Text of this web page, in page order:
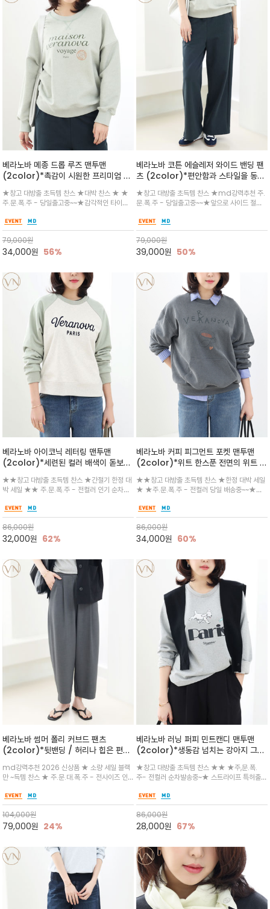
베라노바 메종 드롭 루즈 맨투맨
(2color)*촉감이 시원한 프리미엄 코
롭 숄더가 빈티지한 무드를 연출
★창고 대방출 초득템 찬스 ★대박 찬스 ★ ★
주.문.폭.주 - 당일출고중~~★감각적인 타이포
엣으로 자연스러운 핏을 선사~유니섹스한 스타
일이면서 데일리 원마일 스웨트 팬츠나 데님 또
는 반바지와도 굿
79,000원
34,000원 56%
베라노바 코튼 에슬레저 와이드 밴딩 팬
츠 (2color)*편안함과 스타일을 동시
츠
★창고 대방출 초득템 찬스 ★md강력추천 주.
문.폭.주 - 당일출고중~~★앞으로 사이드 절개
된 감성을 더하며, 톡톡하고 부드러운 소재감으로
늘어짐 걱정 없이 세련된 원마일웨어로 데일리하
게 즐기기 좋습니다.
79,000원
39,000원 50%
베라노바 아이코닉 레터링 맨투맨
(2color)*세련된 컬러 배색이 돋보이
는 '베라노바 파리스'
★★창고 대방출 초득템 찬스 ★간절기 한정 대
박 세일 ★★ 주.문.폭.주 - 전컬러 인기 순차발
디자인으로 편안한 피팅감을 선사하며, 전면의 감
각적인 레터링 프린트가 캐주얼한 무드를 완성/
데님과 너무 잘 어울리는
86,000원
32,000원 62%
베라노바 커피 피그먼트 포켓 맨투맨
(2color)*위트 한스푼 전면의 위트 있
는 커피 일러스트와 VERANOVA 레터
링이 매력적인 맨투맨
★★창고 대방출 초득템 찬스 ★한정 대박 세일
★ ★주.문.폭.주 - 전컬러 당일 배송중~~★하
부드러운 워싱 소재가 따뜻하고 빈티지한 무드로
편안하게 캐쥬얼하게 적극 추천드려요
86,000원
34,000원 60%
베라노바 썸머 폴리 커브드 팬츠
(2color)*뒷밴딩 / 허리나 힙은 편안
어 '꾸안꾸(꾸민 듯 안 꾸민 듯)' 시크한
룩을 연출하기 좋습니다.
md강력추천 2026 신상품 ★ 소량 세일 블랙
만 ~득템 찬스 ★ 주.문.대.폭.주 - 전사이즈 인
안한 착용감을 더하고, 여유 있는 실루엣이 체형
을 자연스럽게 커버해주기때문에 출근시 다양하
게 만능 코디가 되어줄 라인
104,000원
79,000원 24%
베라노바 러닝 퍼피 민트캔디 맨투맨
(2color)*생동감 넘치는 강아지 그래
있는 디자인의 맨투맨
★창고 대방출 초득템 찬스 ★★ ★주,문.폭.
주- 전컬러 순차발송중~★ 스트라이프 특허출원
않는 곳까지 세심한 디테일 / 데님이나 슬랙스 등
다양한 하의와 매치해 산뜻한 데일리룩을 연출하
기 좋습니다.
86,000원
28,000원 67%